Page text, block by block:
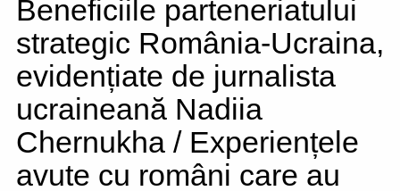
Beneficiile parteneriatului
strategic România-Ucraina,
evidențiate de jurnalista
ucraineană Nadiia
Chernukha / Experiențele
avute cu români care au